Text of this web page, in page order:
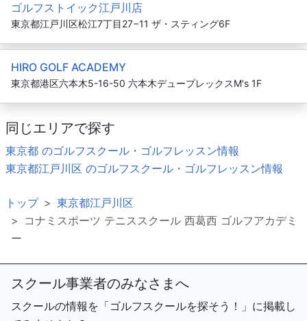
ゴルフストイック江戸川店
東京都江戸川区松江7丁目27−11 ザ・スティング6F
HIRO GOLF ACADEMY
東京都港区六本木5-16-50 六本木デュープレックスM's 1F
同じエリアで探す
東京都 のゴルフスクール・ゴルフレッスン情報
東京都江戸川区 のゴルフスクール・ゴルフレッスン情報
トップ
東京都江戸川区
コナミスポーツ テニススクール 西葛西 ゴルフアカデミ
ー
スクール事業者のみなさまへ
スクールの情報を「ゴルフスクールを探そう！」に掲載し